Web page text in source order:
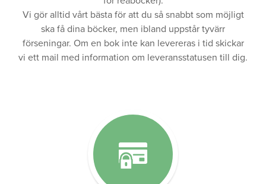
Vi gör alltid vårt bästa för att du så snabbt som möjligt
ska få dina böcker, men ibland uppstår tyvärr
förseningar. Om en bok inte kan levereras i tid skickar
vi ett mail med information om leveransstatusen till dig.